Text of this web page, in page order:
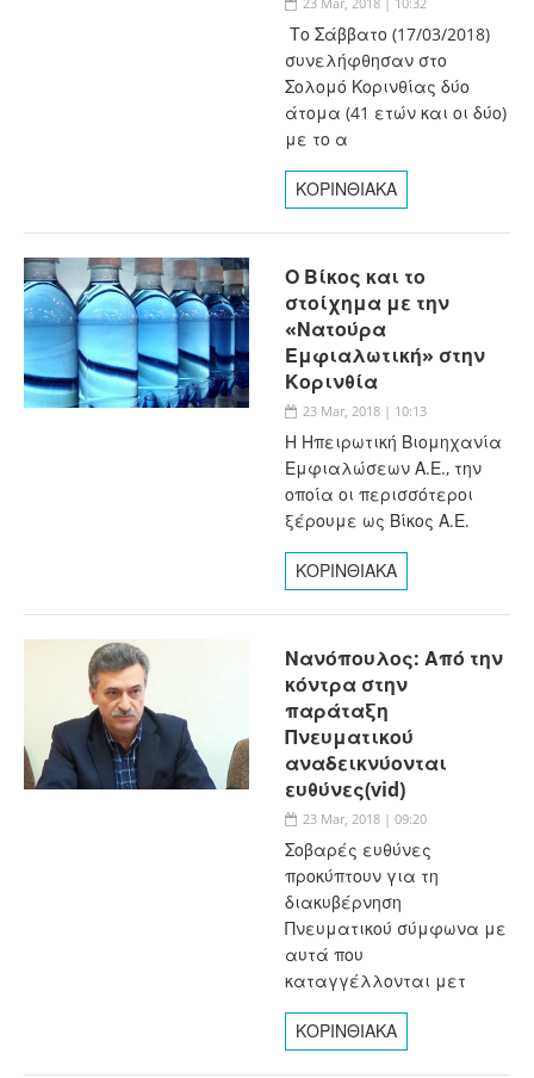
Το Σάββατο (17/03/2018)
συνελήφθησαν στο
Σολομό Κορινθίας δύο
άτομα (41 ετών και οι δύο)
με το α
ΚΟΡΙΝΘΙΑΚΑ
Ο Βίκος και το
στοίχημα με την
«Νατούρα
Εμφιαλωτική» στην
Κορινθία
23 Mar, 2018 | 10:13
Η Ηπειρωτική Βιομηχανία
Εμφιαλώσεων Α.Ε., την
οποία οι περισσότεροι
ξέρουμε ως Βίκος Α.Ε.
ΚΟΡΙΝΘΙΑΚΑ
Νανόπουλος: Από την
κόντρα στην
παράταξη
Πνευματικού
αναδεικνύονται
ευθύνες(vid)
23 Mar, 2018 | 09:20
Σοβαρές ευθύνες
προκύπτουν για τη
διακυβέρνηση
Πνευματικού σύμφωνα με
αυτά που
καταγγέλλονται μετ
ΚΟΡΙΝΘΙΑΚΑ